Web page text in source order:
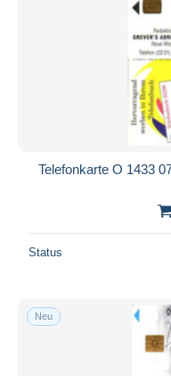
Telefonkarte O 1433
Status
Neu